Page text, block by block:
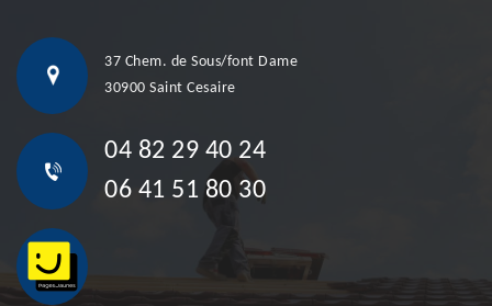
37 Chem. de Sous/font Dame
30900 Saint Cesaire
04 82 29 40 24
06 41 51 80 30